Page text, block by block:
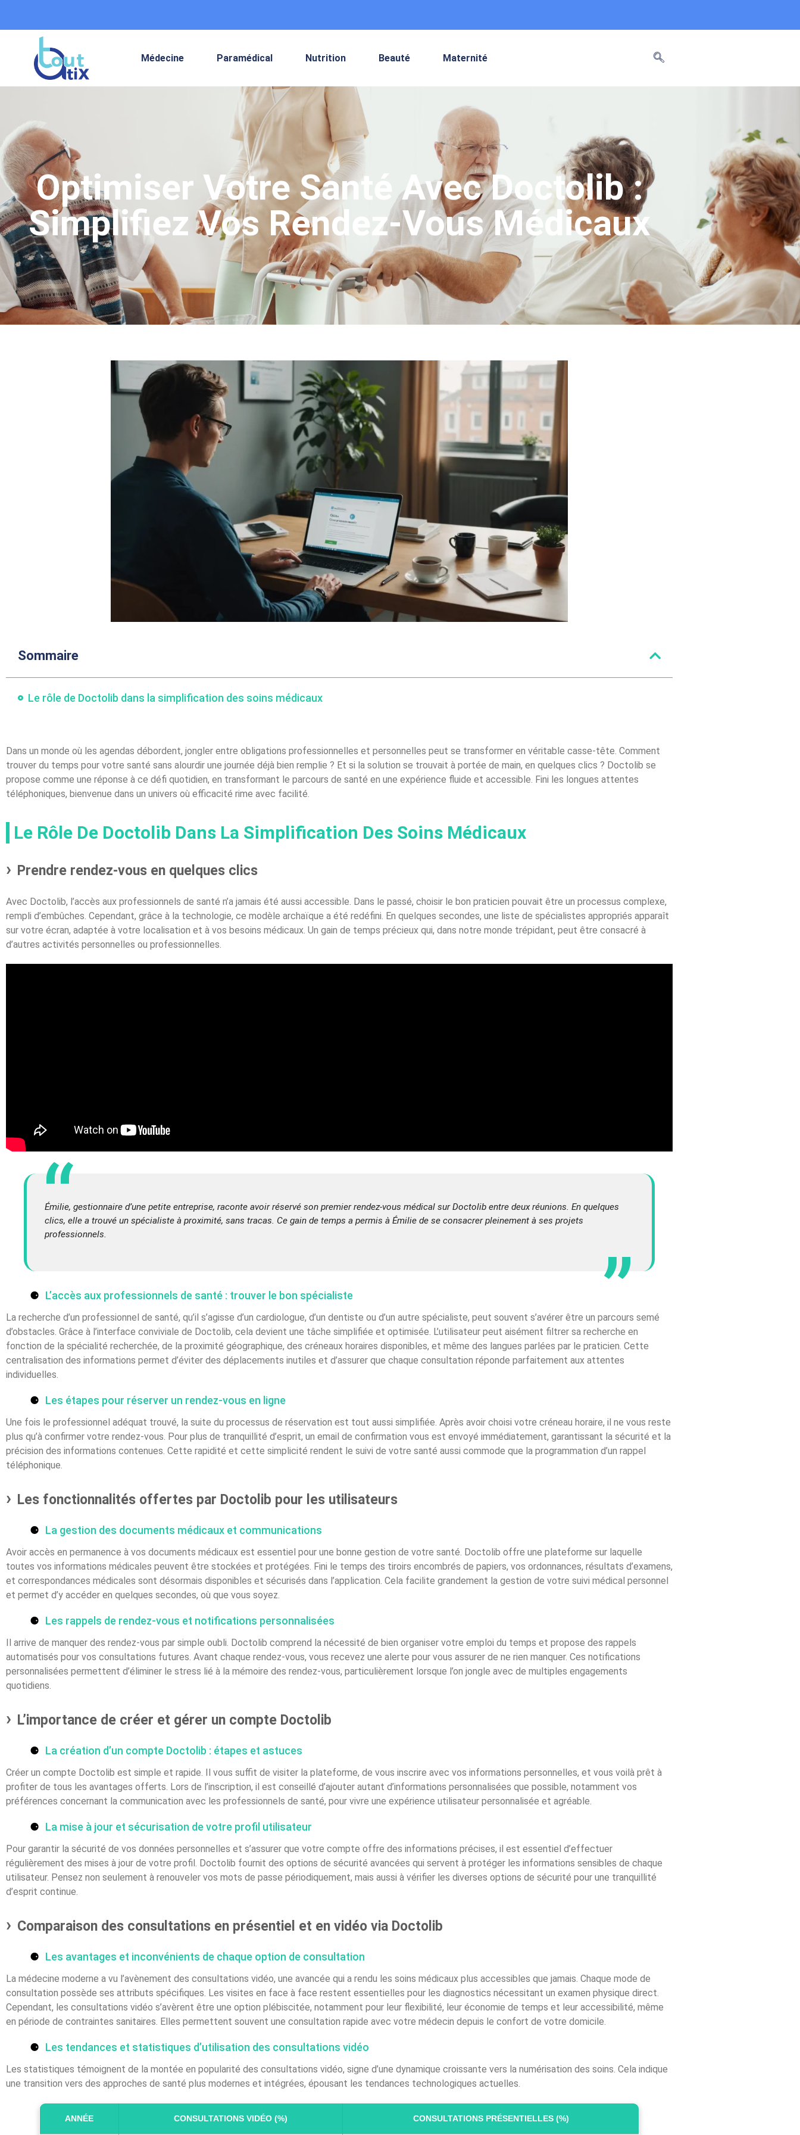
Médecine Paramédical Nutrition Beauté Maternité
Optimiser Votre Santé Avec Doctolib :
Simplifiez Vos Rendez-Vous Médicaux
Sommaire
Le rôle de Doctolib dans la simplification des soins médicaux
Dans un monde où les agendas débordent, jongler entre obligations professionnelles et personnelles peut se transformer en véritable casse-tête. Comment
trouver du temps pour votre santé sans alourdir une journée déjà bien remplie ? Et si la solution se trouvait à portée de main, en quelques clics ? Doctolib se
propose comme une réponse à ce défi quotidien, en transformant le parcours de santé en une expérience fluide et accessible. Fini les longues attentes
téléphoniques, bienvenue dans un univers où efficacité rime avec facilité.
Le Rôle De Doctolib Dans La Simplification Des Soins Médicaux
Prendre rendez-vous en quelques clics
Avec Doctolib, l’accès aux professionnels de santé n’a jamais été aussi accessible. Dans le passé, choisir le bon praticien pouvait être un processus complexe,
rempli d’embûches. Cependant, grâce à la technologie, ce modèle archaïque a été redéfini. En quelques secondes, une liste de spécialistes appropriés apparaît
sur votre écran, adaptée à votre localisation et à vos besoins médicaux. Un gain de temps précieux qui, dans notre monde trépidant, peut être consacré à
d’autres activités personnelles ou professionnelles.
Émilie, gestionnaire d’une petite entreprise, raconte avoir réservé son premier rendez-vous médical sur Doctolib entre deux réunions. En quelques
clics, elle a trouvé un spécialiste à proximité, sans tracas. Ce gain de temps a permis à Émilie de se consacrer pleinement à ses projets
professionnels.
L’accès aux professionnels de santé : trouver le bon spécialiste
La recherche d’un professionnel de santé, qu’il s’agisse d’un cardiologue, d’un dentiste ou d’un autre spécialiste, peut souvent s’avérer être un parcours semé
d’obstacles. Grâce à l’interface conviviale de Doctolib, cela devient une tâche simplifiée et optimisée. L’utilisateur peut aisément filtrer sa recherche en
fonction de la spécialité recherchée, de la proximité géographique, des créneaux horaires disponibles, et même des langues parlées par le praticien. Cette
centralisation des informations permet d’éviter des déplacements inutiles et d’assurer que chaque consultation réponde parfaitement aux attentes
individuelles.
Les étapes pour réserver un rendez-vous en ligne
Une fois le professionnel adéquat trouvé, la suite du processus de réservation est tout aussi simplifiée. Après avoir choisi votre créneau horaire, il ne vous reste
plus qu’à confirmer votre rendez-vous. Pour plus de tranquillité d’esprit, un email de confirmation vous est envoyé immédiatement, garantissant la sécurité et la
précision des informations contenues. Cette rapidité et cette simplicité rendent le suivi de votre santé aussi commode que la programmation d’un rappel
téléphonique.
Les fonctionnalités offertes par Doctolib pour les utilisateurs
La gestion des documents médicaux et communications
Avoir accès en permanence à vos documents médicaux est essentiel pour une bonne gestion de votre santé. Doctolib offre une plateforme sur laquelle
toutes vos informations médicales peuvent être stockées et protégées. Fini le temps des tiroirs encombrés de papiers, vos ordonnances, résultats d’examens,
et correspondances médicales sont désormais disponibles et sécurisés dans l’application. Cela facilite grandement la gestion de votre suivi médical personnel
et permet d’y accéder en quelques secondes, où que vous soyez.
Les rappels de rendez-vous et notifications personnalisées
Il arrive de manquer des rendez-vous par simple oubli. Doctolib comprend la nécessité de bien organiser votre emploi du temps et propose des rappels
automatisés pour vos consultations futures. Avant chaque rendez-vous, vous recevez une alerte pour vous assurer de ne rien manquer. Ces notifications
personnalisées permettent d’éliminer le stress lié à la mémoire des rendez-vous, particulièrement lorsque l’on jongle avec de multiples engagements
quotidiens.
L’importance de créer et gérer un compte Doctolib
La création d’un compte Doctolib : étapes et astuces
Créer un compte Doctolib est simple et rapide. Il vous suffit de visiter la plateforme, de vous inscrire avec vos informations personnelles, et vous voilà prêt à
profiter de tous les avantages offerts. Lors de l’inscription, il est conseillé d’ajouter autant d’informations personnalisées que possible, notamment vos
préférences concernant la communication avec les professionnels de santé, pour vivre une expérience utilisateur personnalisée et agréable.
La mise à jour et sécurisation de votre profil utilisateur
Pour garantir la sécurité de vos données personnelles et s’assurer que votre compte offre des informations précises, il est essentiel d’effectuer
régulièrement des mises à jour de votre profil. Doctolib fournit des options de sécurité avancées qui servent à protéger les informations sensibles de chaque
utilisateur. Pensez non seulement à renouveler vos mots de passe périodiquement, mais aussi à vérifier les diverses options de sécurité pour une tranquillité
d’esprit continue.
Comparaison des consultations en présentiel et en vidéo via Doctolib
Les avantages et inconvénients de chaque option de consultation
La médecine moderne a vu l’avènement des consultations vidéo, une avancée qui a rendu les soins médicaux plus accessibles que jamais. Chaque mode de
consultation possède ses attributs spécifiques. Les visites en face à face restent essentielles pour les diagnostics nécessitant un examen physique direct.
Cependant, les consultations vidéo s’avèrent être une option plébiscitée, notamment pour leur flexibilité, leur économie de temps et leur accessibilité, même
en période de contraintes sanitaires. Elles permettent souvent une consultation rapide avec votre médecin depuis le confort de votre domicile.
Les tendances et statistiques d’utilisation des consultations vidéo
Les statistiques témoignent de la montée en popularité des consultations vidéo, signe d’une dynamique croissante vers la numérisation des soins. Cela indique
une transition vers des approches de santé plus modernes et intégrées, épousant les tendances technologiques actuelles.
ANNÉE CONSULTATIONS VIDÉO (%) CONSULTATIONS PRÉSENTIELLES (%)